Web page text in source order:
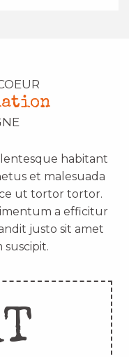
habitant
et malesuada
ut tortor tortor.
a efficitur
justo sit amet